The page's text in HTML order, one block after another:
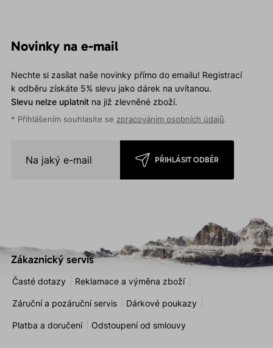
Novinky na e-mail
Nechte si zasílat naše novinky přímo do emailu! Registrací
k odběru získáte 5% slevu jako dárek na uvítanou.
Slevu nelze uplatnitna již zlevněné zboží.
* Přihlášením souhlasíte se zpracováním osobních údajů.
PŘIHLÁSIT ODBĚR
Zákaznický servis
Časté dotazy Reklamace a výměna zboží
Záruční a pozáruční servis Dárkové poukazy
Platba a doručení Odstoupení od smlouvy